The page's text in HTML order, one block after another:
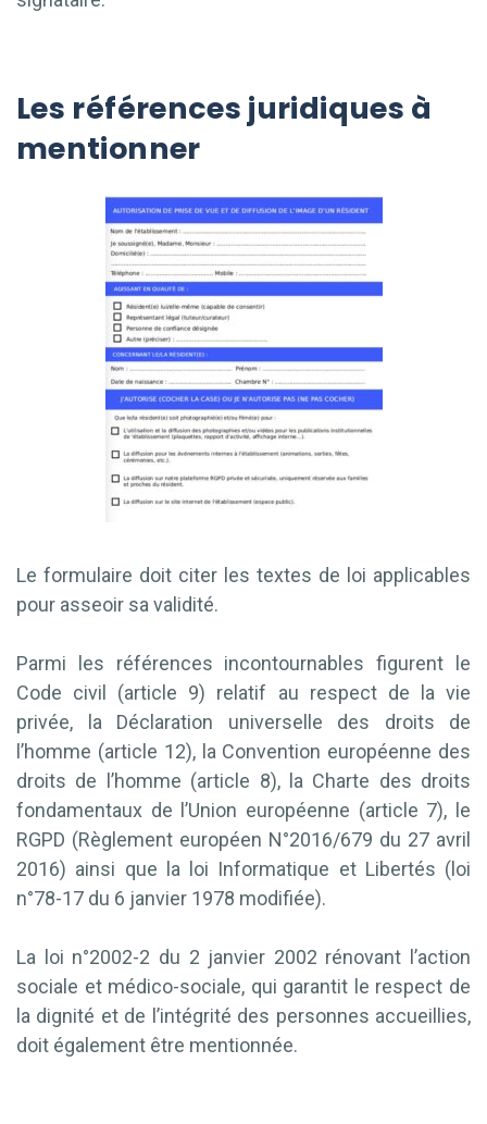
Les références juridiques à
mentionner
Le formulaire doit citer les textes de loi applicables
pour asseoir sa validité.
Parmi les références incontournables figurent le
Code civil (article 9) relatif au respect de la vie
privée, la Déclaration universelle des droits de
l’homme (article 12), la Convention européenne des
droits de l’homme (article 8), la Charte des droits
fondamentaux de l’Union européenne (article 7), le
RGPD (Règlement européen N°2016/679 du 27 avril
2016) ainsi que la loi Informatique et Libertés (loi
n°78-17 du 6 janvier 1978 modifiée).
La loi n°2002-2 du 2 janvier 2002 rénovant l’action
sociale et médico-sociale, qui garantit le respect de
la dignité et de l’intégrité des personnes accueillies,
doit également être mentionnée.